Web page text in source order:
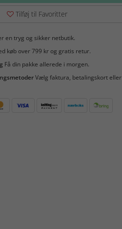
Tilføj til Favoritter
en tryg og sikker netbutik.
køb over 799 kr og gratis retur.
Få din pakke allerede i morgen.
Vælg faktura, betalingskort eller